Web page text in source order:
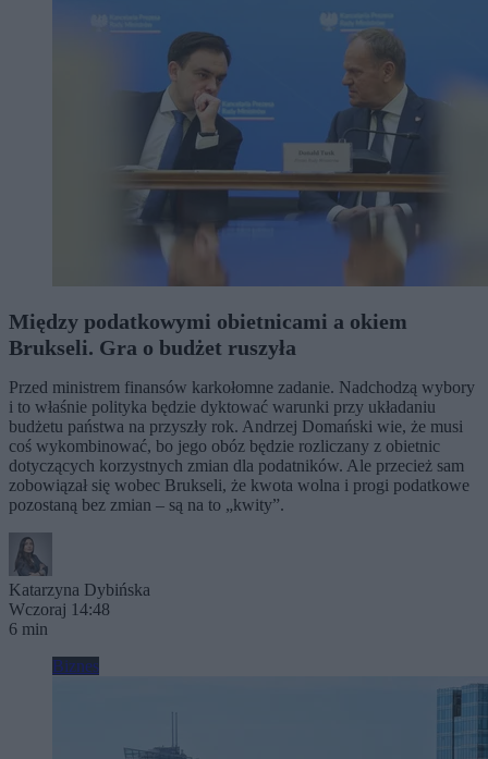
Między podatkowymi obietnicami a okiem
Brukseli. Gra o budżet ruszyła
Przed ministrem finansów karkołomne zadanie. Nadchodzą wybory
i to właśnie polityka będzie dyktować warunki przy układaniu
budżetu państwa na przyszły rok. Andrzej Domański wie, że musi
coś wykombinować, bo jego obóz będzie rozliczany z obietnic
dotyczących korzystnych zmian dla podatników. Ale przecież sam
zobowiązał się wobec Brukseli, że kwota wolna i progi podatkowe
pozostaną bez zmian – są na to „kwity”.
Katarzyna Dybińska
Wczoraj 14:48
6 min
Biznes